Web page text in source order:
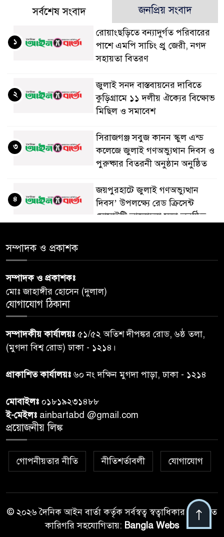
সর্বশেষ সংবাদ জনপ্রিয় সংবাদ
রোয়াংছড়িতে বন্যাদুর্গত পরিবারের
পাশে এমপি সাচিং প্রু জেরী, নগদ
সহায়তা বিতরণ
১
জুলাই সনদ বাস্তবায়নের দাবিতে
কুড়িগ্রামে ১১ দলীয় ঐক্যের বিক্ষোভ
মিছিল ও সমাবেশ
২
সিরাজগঞ্জ সবুজ কানন স্কুল এন্ড
কলেজে জুলাই গণঅভ্যুথান দিবস ও
পুরুষ্কার বিতরনী অনুষ্ঠান অনুষ্ঠিত
৩
জয়পুরহাটে জুলাই গণঅভ্যুত্থান
দিবস’ উপলক্ষ্যে রেড ক্রিসেন্ট
সোসাইটি আলোচনা সভা অনুষ্ঠিত
৪
দিবস-২০২৬’।
৫
মাঝে ১৩ লক্ষ ১৫ হাজার টাকা
বিতরণ
৬
বান্দরবানে বন্যায় ক্ষতিগ্রস্তদের
দক্ষিণ চট্টগ্রামের এক অসহায় ও
ডোনার্স ক্লাব” এবং “হাসিমুখ পরিবার”
৮
আইনানুগ ব্যবস্থা: তথ্য উপদেষ্টা
৯
জবিতে ছাত্রদল-শিবির সংঘর্ষ, ভিপি-
সম্পাদক ও প্রকাশক
সম্পাদক ও প্রকাশকঃ
মোঃ জাহাঙ্গীর হোসেন (দুলাল)
যোগাযোগ ঠিকানা
সম্পাদকীয় কার্যালয়ঃ ৫১/৫২ অতিশ দীপঙ্কর রোড, ৬ষ্ঠ তলা,
(মুগদা বিশ্ব রোড) ঢাকা - ১২১৪।
প্রাকাশিত কার্যালয়ঃ৬০ নং দক্ষিন মুগদা পাড়া, ঢাকা - ১২১৪
মোবাইলঃ ০১৮১৯২৩১৪৮৮
ই-মেইলঃ ainbartabd @gmail.com
প্রয়োজনীয় লিঙ্ক
গোপনীয়তার নীতি নীতিশর্তাবলী যোগাযোগ
© ২০২৬ দৈনিক আইন বার্তা কর্তৃক সর্বস্বত্ব স্বত্বাধিকার সংরক্ষিত
কারিগরি সহযোগিতায়: Bangla Webs